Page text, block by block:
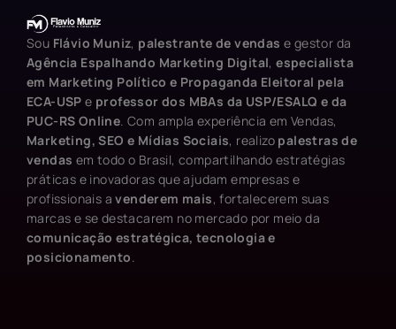
Sou Flávio Muniz, palestrante de vendas e gestor da
Agência Espalhando Marketing Digital,especialista
em Marketing Político e Propaganda Eleitoral pela
ECA-USP e professor dos MBAs da USP/ESALQ e da
PUC-RS Online . Com ampla experiência em Vendas,
Marketing, SEO e Mídias Sociais, realizo palestras de
vendas em todo o Brasil, compartilhando estratégias
práticas e inovadoras que ajudam empresas e
profissionais avenderem mais, fortalecerem suas
marcas e se destacarem no mercado por meio da
comunicação estratégica, tecnologia e
posicionamento